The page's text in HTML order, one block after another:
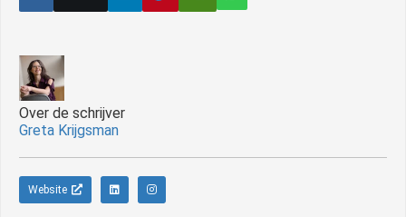
Over de schrijver
Greta Krijgsman
Website